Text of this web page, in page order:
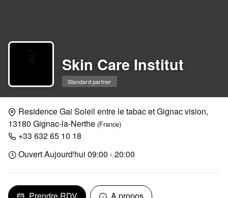
Skin Care Institut
Standard partner
Residence Gai Soleil entre le tabac et Gignac vision,
13180 Gignac-la-Nerthe (France)
+33 632 65 10 18
Ouvert Aujourd'hui 09:00 - 20:00